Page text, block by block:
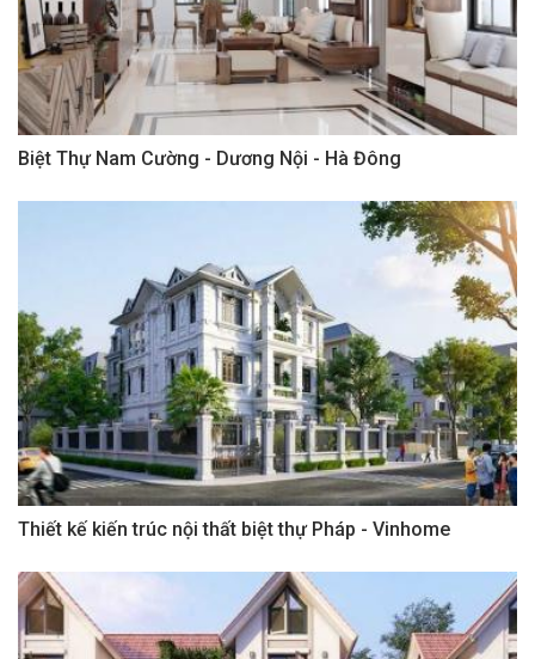
Biệt Thự Nam Cường - Dương Nội - Hà Đông
Thiết kế kiến trúc nội thất biệt thự Pháp - Vinhome